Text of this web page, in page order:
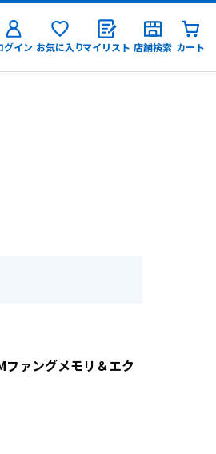
グイン お気に入りマイリスト 店舗検索 カート
ファングメモリ＆エク